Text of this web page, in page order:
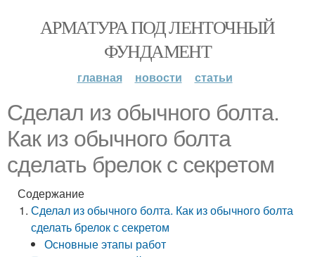
АРМАТУРА ПОД ЛЕНТОЧНЫЙ
ФУНДАМЕНТ
главная новости статьи
Сделал из обычного болта.
Как из обычного болта
сделать брелок с секретом
Содержание
Сделал из обычного болта. Как из обычного болта
сделать брелок с секретом
Основные этапы работ